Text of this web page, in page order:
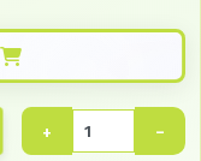
−
+